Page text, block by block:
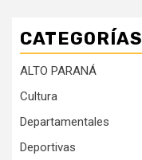
CATEGORÍAS
ALTO PARANÁ
Cultura
Departamentales
Deportivas